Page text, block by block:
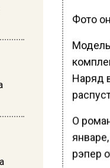
Фото
Наряд
О
рэпер